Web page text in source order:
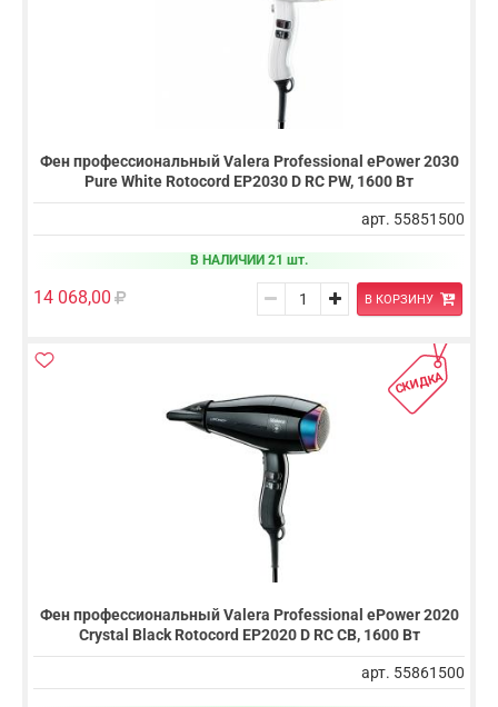
Фен профессиональный Valera Professional ePower 2030
Pure White Rotocord EP2030 D RC PW, 1600 Вт
арт. 55851500
В НАЛИЧИИ 21 шт.
14 068,00 В КОРЗИНУ
СКИДКА
Фен профессиональный Valera Professional ePower 2020
Crystal Black Rotocord EP2020 D RC CB, 1600 Вт
арт. 55861500